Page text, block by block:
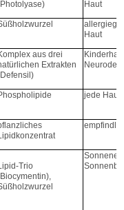
Haut
Haut
aus drei
Extrakten
jede Haut
Trio